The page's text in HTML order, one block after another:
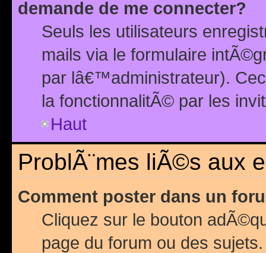
demande de me connecter?
Seuls les utilisateurs
mails via le formulaire
par lâ€™administrateur).
la fonctionnalitÃ© par les
Haut
ProblÃ¨mes liÃ©s aux
Comment poster dans un
Cliquez sur le bouton
page du forum ou des